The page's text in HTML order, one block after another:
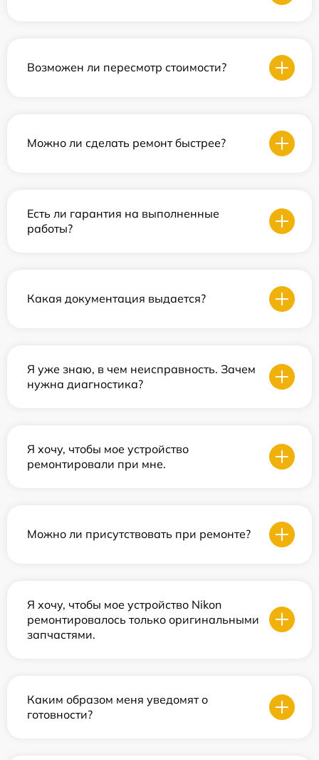
Возможен ли пересмотр стоимости?
Можно ли сделать ремонт быстрее?
Есть ли гарантия на выполненные
работы?
Какая документация выдается?
Я уже знаю, в чем неисправность. Зачем
нужна диагностика?
Я хочу, чтобы мое устройство
ремонтировали при мне.
Можно ли присутствовать при ремонте?
Я хочу, чтобы мое устройство Nikon
ремонтировалось только оригинальными
запчастями.
Каким образом меня уведомят о
готовности?